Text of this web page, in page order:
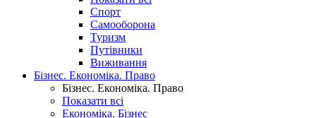
Спорт
Самооборона
Туризм
Путівники
Виживання
Бізнес. Економіка. Право
Бізнес. Економіка. Право
Показати всі
Економіка. Бізнес